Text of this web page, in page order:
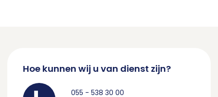
Hoe kunnen wij u van dienst zijn?
055 - 538 30 00